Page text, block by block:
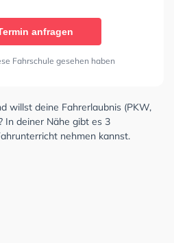
anfragen
Fahrschule gesehen haben
willst deine Fahrerlaubnis (PKW,
In deiner Nähe gibt es 3
nehmen kannst.